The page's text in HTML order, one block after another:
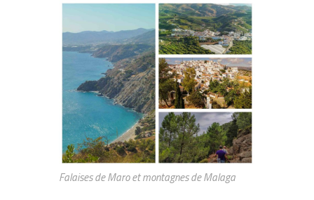
Falaises de Maro et montagnes de Malaga